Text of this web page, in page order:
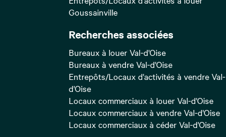
Goussainville
Recherches associées
Bureaux à louer Val-d'Oise
Bureaux à vendre Val-d'Oise
Entrepôts/Locaux d'activités à vendre Val-
d'Oise
Locaux commerciaux à louer Val-d'Oise
Locaux commerciaux à vendre Val-d'Oise
Locaux commerciaux à céder Val-d'Oise